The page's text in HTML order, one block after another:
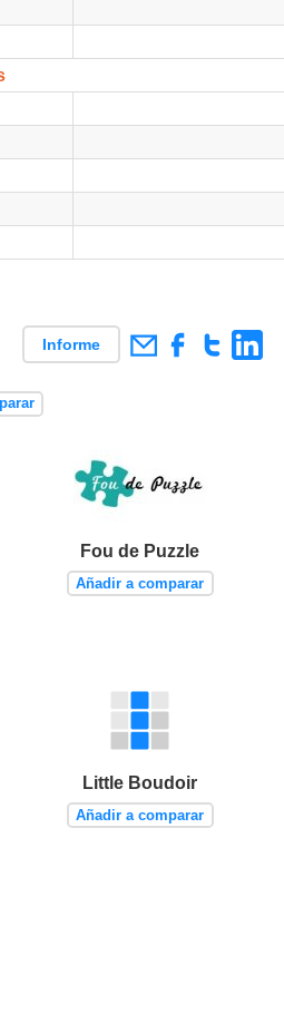
Informe
Fou de Puzzle
Añadir a comparar
Little Boudoir
Añadir a comparar